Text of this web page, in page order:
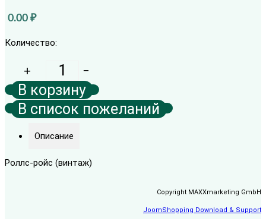
0.00 ₽
Количество:
Описание
Роллс-ройс (винтаж)
Copyright MAXXmarketing GmbH
JoomShopping Download & Support